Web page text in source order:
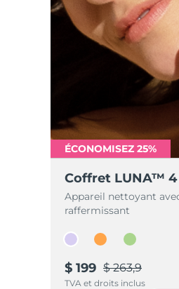
ÉCONOMISEZ 25%
Coffret LUNA™ 4
Appareil nettoyant
raffermissant
$ 199 $ 263,9
TVA et droits inclus